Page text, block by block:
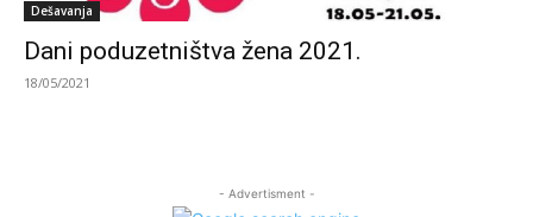
Dešavanja
Dani poduzetništva žena 2021.
18/05/2021
- Advertisment -